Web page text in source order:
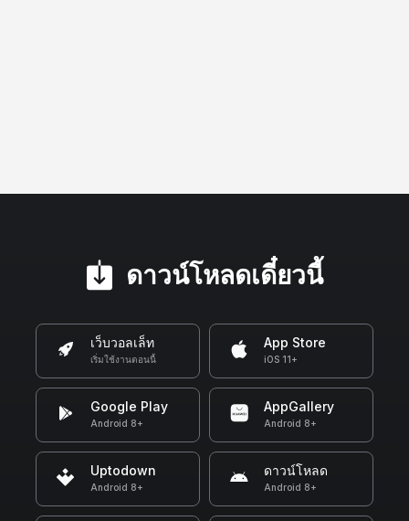
ดาวน์โหลดเดี๋ยวนี้
เว็บวอลเล็ท
เริ่มใช้งานตอนนี้
App Store
iOS 11+
Google Play
Android 8+
AppGallery
Android 8+
Uptodown
Android 8+
ดาวน์โหลด
Android 8+